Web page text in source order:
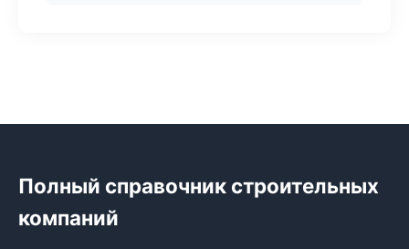
Полный справочник строительных
компаний